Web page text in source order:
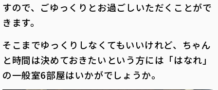
すので、ごゆっくりとお過ごしいただくことがで
きます。
そこまでゆっくりしなくてもいいけれど、ちゃん
と時間は決めておきたいという方には「はなれ」
の一般室6部屋はいかがでしょうか。